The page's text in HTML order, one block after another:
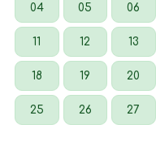
04 05 06
11 12 13
18 19 20
25 26 27